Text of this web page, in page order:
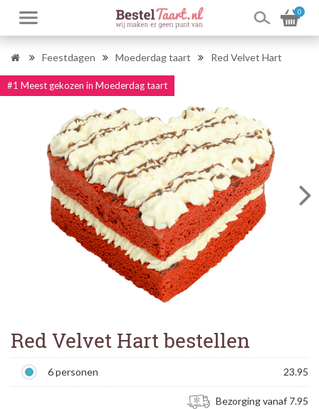
0
Feestdagen Moederdag taart Red Velvet Hart
#1 Meest gekozen in Moederdag taart
Red Velvet Hart bestellen
6 personen 23.95
Bezorging vanaf 7.95